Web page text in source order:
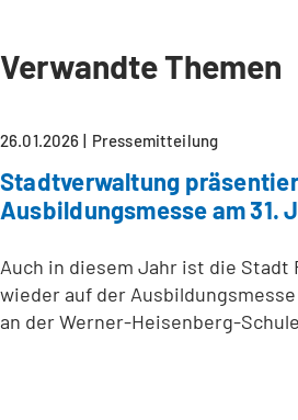
Tab)
Verwandte Themen
26.01.2026 Pressemitteilung
Stadtverwaltung
Ausbildungsmesse am 31.
Auch in diesem Jahr ist die Stadt
wieder auf der
an der Werner-Heisenberg-